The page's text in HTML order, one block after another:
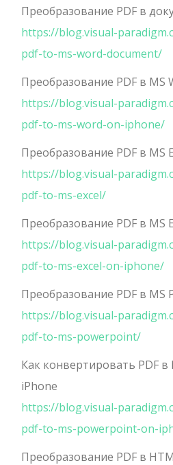
Преобразование PDF в
https://blog.visual-
pdf-to-ms-word-document/
Преобразование PDF в MS
https://blog.visual-
pdf-to-ms-word-on-iphone/
Преобразование PDF в MS
https://blog.visual-
pdf-to-ms-excel/
Преобразование PDF в MS
https://blog.visual-
pdf-to-ms-excel-on-iphone/
Преобразование PDF в MS
https://blog.visual-
pdf-to-ms-powerpoint/
Как конвертировать PDF в
iPhone
https://blog.visual-
pdf-to-ms-powerpoint-on-
Преобразование PDF в